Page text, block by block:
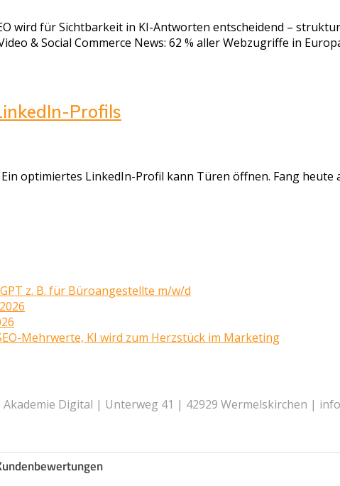
wird für Sichtbarkeit in KI-Antworten entscheidend –
& Social Commerce News: 62 % aller Webzugriffe in
Profils
optimiertes LinkedIn-Profil kann Türen öffnen. Fang
z. B. für Büroangestellte m/w/d
Mehrwerte, KI wird zum Herzstück im Marketing
Akademie Digital | Unterweg 41 | 42929 Wermelskirchen |